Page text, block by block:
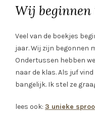
Wij beginnen
Veel van de boekjes
jaar. Wij zijn begonnen
Ondertussen hebben
naar de klas. Als juf
bangelijk. Ik stel ze
lees ook: 3 unieke